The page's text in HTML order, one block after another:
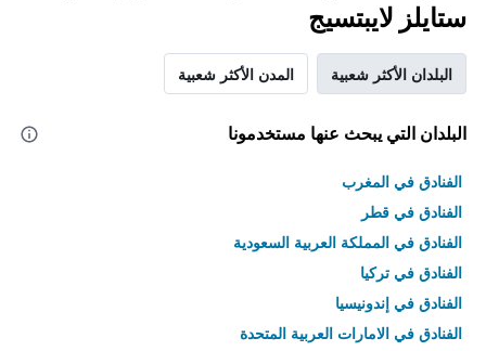
ستايلز لايبتسيج
البلدان الأكثر شعبية المدن الأكثر شعبية
البلدان التي يبحث عنها مستخدمونا
الفنادق في المغرب
الفنادق في قطر
الفنادق في المملكة العربية السعودية
الفنادق في تركيا
الفنادق في إندونيسيا
الفنادق في الامارات العربية المتحدة